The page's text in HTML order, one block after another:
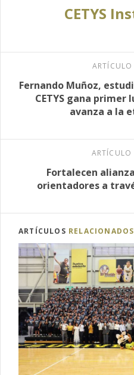
CETYS
Fernando Muñoz,
CETYS gana primer
avanza a la
ARTÍCULO
Fortalecen
orientadores a
ARTÍCULOS RELACIONADOS